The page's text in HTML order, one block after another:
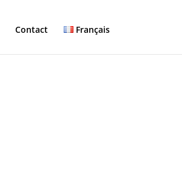
Contact Français